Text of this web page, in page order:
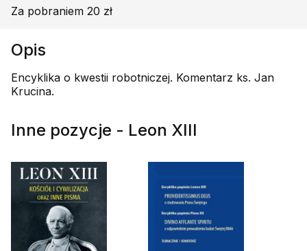
Za pobraniem 20 zł
Opis
Encyklika o kwestii robotniczej. Komentarz ks. Jan
Krucina.
Inne pozycje - Leon XIII